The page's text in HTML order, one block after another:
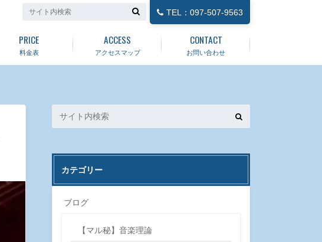
TEL：097-507-9563
料金表
PRICE
アクセスマップ
ACCESS
お問い合わせ
CONTACT
カテゴリー
ブログ
【マル秘】音楽理論